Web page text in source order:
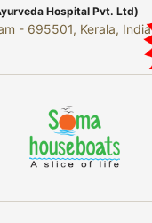
Hospital Pvt. Ltd)
- 695501, Kerala, India